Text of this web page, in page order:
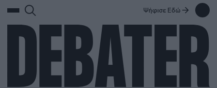
Ψήφισε Εδώ